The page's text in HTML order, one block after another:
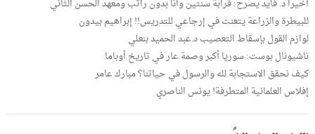
أخيرا د. فايد يصرح: قرابة سنتين وأنا بدون راتب ومعهد الحسن الثاني
للبيطرة والزراعة يتعنت في إرجاعي للتدريس!! إبراهيم بيدون
لوازم القول بإسقاط التعصيب د.عبد الحميد بنعلي
ناشيونال بوست: سوريا أكبر وصمة عار في تاريخ أوباما
كيف نحقق الاستجابة لله والرسول في حياتنا؟ مبارك عامر
إفلاس العلمانية المتطرفة! يونس الناصري